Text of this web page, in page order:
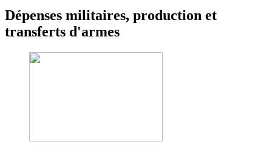
Dépenses militaires, production et
transferts d'armes